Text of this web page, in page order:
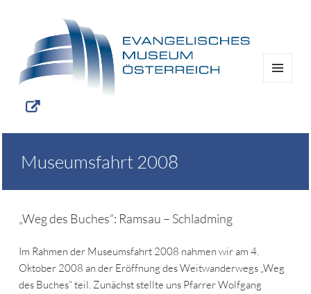
Museumsfahrt 2008
„Weg des Buches“: Ramsau – Schladming
Im Rahmen der Museumsfahrt 2008 nahmen wir am 4.
Oktober 2008 an der Eröffnung des Weitwanderwegs „Weg
des Buches“ teil. Zunächst stellte uns Pfarrer Wolfgang